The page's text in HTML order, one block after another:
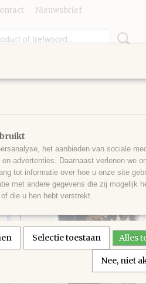
Nieuwsbrief
het aanbieden van sociale
advertenties. Daarnaast verlenen we
tot informatie over hoe u onze site
met andere gegevens die zij mogelijk
die u hen hebt verstrekt.
Selectie toestaan Alles
Nee, niet